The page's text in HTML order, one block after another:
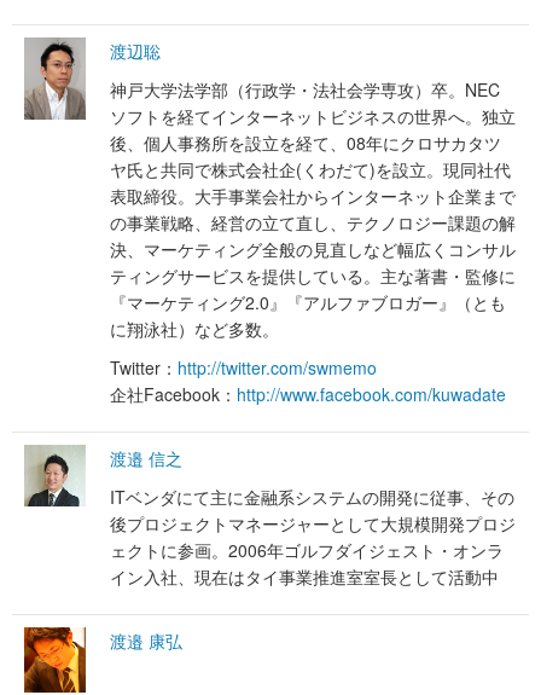
渡辺聡
神戸大学法学部（行政学・法社会学専攻）卒。NEC
ソフトを経てインターネットビジネスの世界へ。独立
後、個人事務所を設立を経て、08年にクロサカタツ
ヤ氏と共同で株式会社企(くわだて)を設立。現同社代
表取締役。大手事業会社からインターネット企業まで
の事業戦略、経営の立て直し、テクノロジー課題の解
決、マーケティング全般の見直しなど幅広くコンサル
ティングサービスを提供している。主な著書・監修に
『マーケティング2.0』『アルファブロガー』（とも
に翔泳社）など多数。
Twitter： http://twitter.com/swmemo
企社Facebook： http://www.facebook.com/kuwadate
渡邉 信之
ITベンダにて主に金融系システムの開発に従事、その
後プロジェクトマネージャーとして大規模開発プロジ
ェクトに参画。2006年ゴルフダイジェスト・オンラ
イン入社、現在はタイ事業推進室室長として活動中
渡邉 康弘